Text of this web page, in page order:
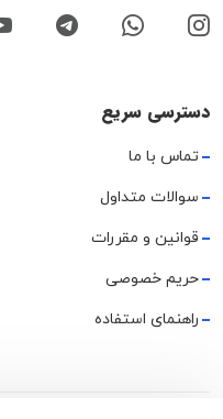
دسترسی سریع
تماس با ما
سوالات متداول
قوانین و مقررات
حریم خصوصی
راهنمای استفاده